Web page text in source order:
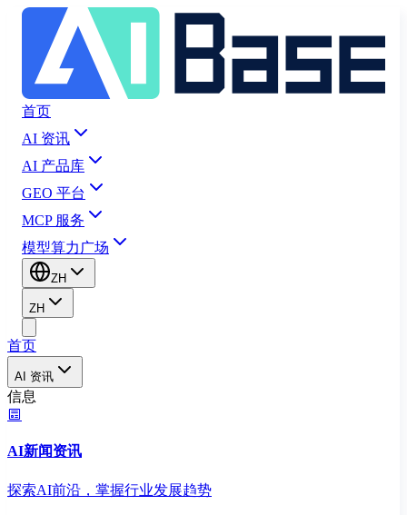
首页
AI 资讯
AI 产品库
GEO 平台
MCP 服务
模型算力广场
ZH
ZH
首页
AI 资讯
信息
AI新闻资讯
探索AI前沿，掌握行业发展趋势